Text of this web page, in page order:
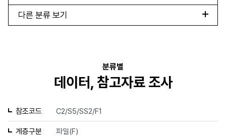
다른 분류 보기
분류별
데이터, 참고자료 조사
참조코드 C2/S5/SS2/F1
계층구분 파일(F)